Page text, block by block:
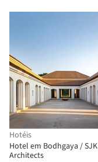
Hotéis
Hotel em Bodhgaya / SJK
Architects